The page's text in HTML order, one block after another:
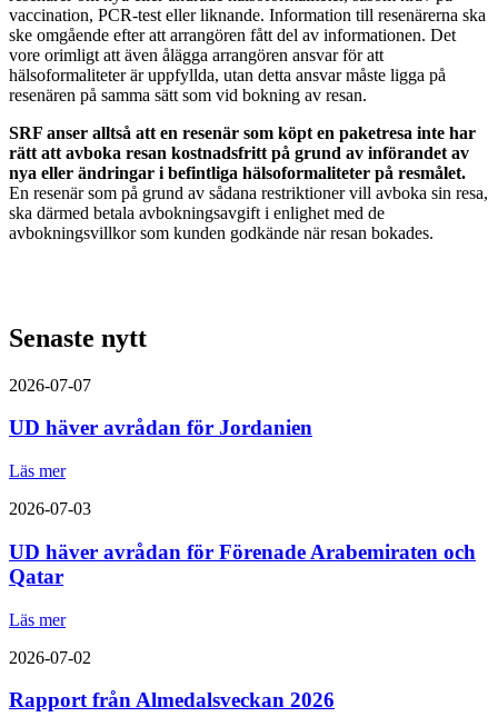
vaccination, PCR-test eller liknande. Information till resenärerna ska
ske omgående efter att arrangören fått del av informationen. Det
vore orimligt att även ålägga arrangören ansvar för att
hälsoformaliteter är uppfyllda, utan detta ansvar måste ligga på
resenären på samma sätt som vid bokning av resan.
SRF anser alltså att en resenär som köpt en paketresa inte har
rätt att avboka resan kostnadsfritt på grund av införandet av
nya eller ändringar i befintliga hälsoformaliteter på resmålet.
En resenär som på grund av sådana restriktioner vill avboka sin resa,
ska därmed betala avbokningsavgift i enlighet med de
avbokningsvillkor som kunden godkände när resan bokades.
Senaste nytt
2026-07-07
UD häver avrådan för Jordanien
Läs mer
2026-07-03
UD häver avrådan för Förenade Arabemiraten och
Qatar
Läs mer
2026-07-02
Rapport från Almedalsveckan 2026